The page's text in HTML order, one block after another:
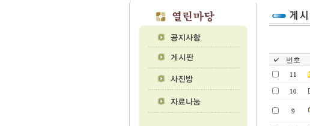
번호
11
10
9